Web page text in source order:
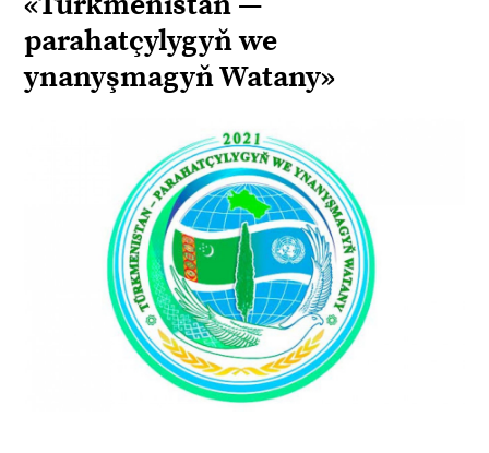
parahatçylygyň we
ynanyşmagyň Watany»